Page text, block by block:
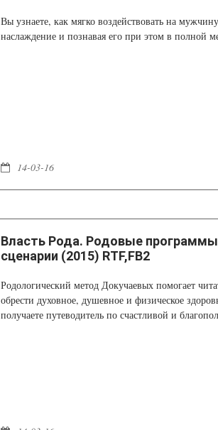
Вы узнаете, как мягко воздействовать на
наслаждение и познавая его при этом в полной
14-03-16
Власть Рода. Родовые
сценарии (2015) RTF,FB2
Родологический метод Докучаевых помогает
обрести духовное, душевное и физическое
получаете путеводитель по счастливой и